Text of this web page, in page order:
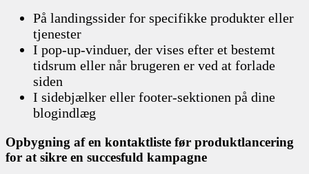
På landingssider for specifikke produkter eller
tjenester
I pop-up-vinduer, der vises efter et bestemt
tidsrum eller når brugeren er ved at forlade
siden
I sidebjælker eller footer-sektionen på dine
blogindlæg
Opbygning af en kontaktliste før produktlancering
for at sikre en succesfuld kampagne